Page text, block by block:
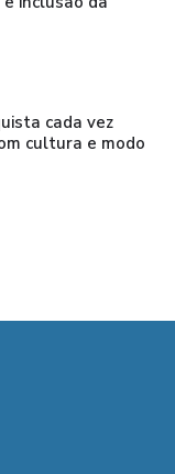
cada vez
cultura e modo